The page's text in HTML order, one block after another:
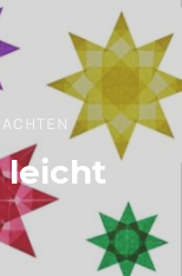
leicht